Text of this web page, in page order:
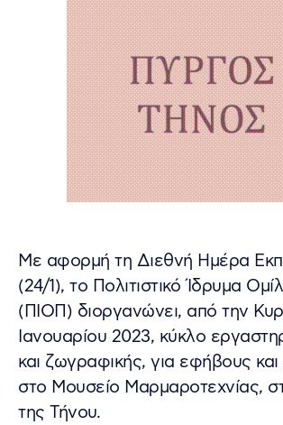
Mε αφορμή τη Διεθνή Ημέρα
(24/1), το Πολιτιστικό Ίδρυμα
(ΠΙΟΠ) διοργανώνει, από την
Ιανουαρίου 2023, κύκλο
και ζωγραφικής, για εφήβους και
στο Μουσείο Μαρμαροτεχνίας,
της Τήνου.